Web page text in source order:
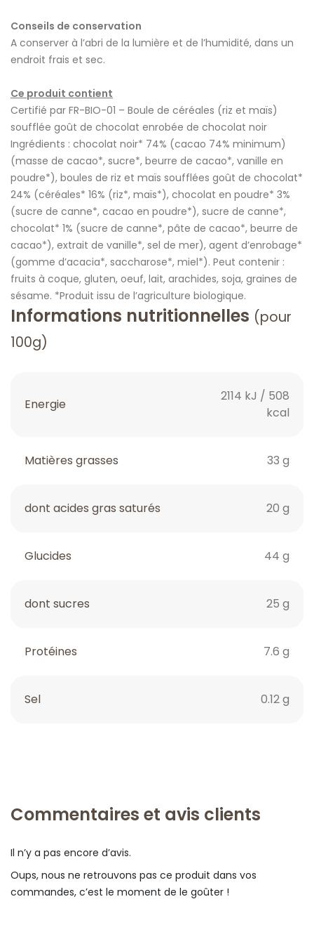
Conseils de conservation
A conserver à l’abri de la lumière et de l’humidité, dans un
endroit frais et sec.
Ce produit contient
Certifié par FR-BIO-01 – Boule de céréales (riz et maïs)
soufflée goût de chocolat enrobée de chocolat noir
Ingrédients : chocolat noir* 74% (cacao 74% minimum)
(masse de cacao*, sucre*, beurre de cacao*, vanille en
poudre*), boules de riz et maïs soufflées goût de chocolat*
24% (céréales* 16% (riz*, maïs*), chocolat en poudre* 3%
(sucre de canne*, cacao en poudre*), sucre de canne*,
chocolat* 1% (sucre de canne*, pâte de cacao*, beurre de
cacao*), extrait de vanille*, sel de mer), agent d’enrobage*
(gomme d’acacia*, saccharose*, miel*). Peut contenir :
fruits à coque, gluten, oeuf, lait, arachides, soja, graines de
sésame. *Produit issu de l’agriculture biologique.
Informations nutritionnelles (pour
100g)
Energie
2114 kJ / 508
kcal
Matières grasses 33 g
dont acides gras saturés 20 g
Glucides 44 g
dont sucres 25 g
Protéines 7.6 g
Sel 0.12 g
Commentaires et avis clients
Il n’y a pas encore d’avis.
Oups, nous ne retrouvons pas ce produit dans vos
commandes, c’est le moment de le goûter !